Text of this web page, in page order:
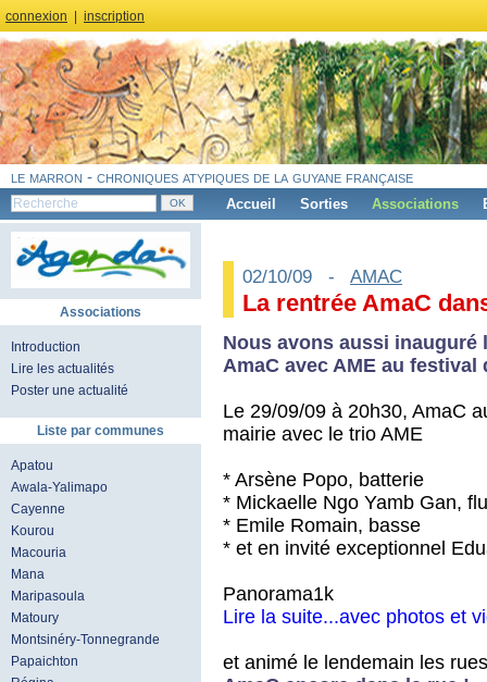
connexion inscription
le marron - chroniques atypiques de la guyane française
Accueil Sorties Associations
Associations
Introduction
Lire les actualités
Poster une actualité
Liste par communes
Apatou
Awala-Yalimapo
Cayenne
Kourou
Macouria
Mana
Maripasoula
Matoury
Montsinéry-Tonnegrande
Papaichton
02/10/09 - AMAC
La rentrée AmaC
Nous avons aussi inauguré
AmaC avec AME au festival
Le 29/09/09 à 20h30, AmaC
mairie avec le trio AME
* Arsène Popo, batterie
* Mickaelle Ngo Yamb Gan,
* Emile Romain, basse
* et en invité exceptionnel
Panorama1k
Lire la suite...avec photos et
et animé le lendemain les